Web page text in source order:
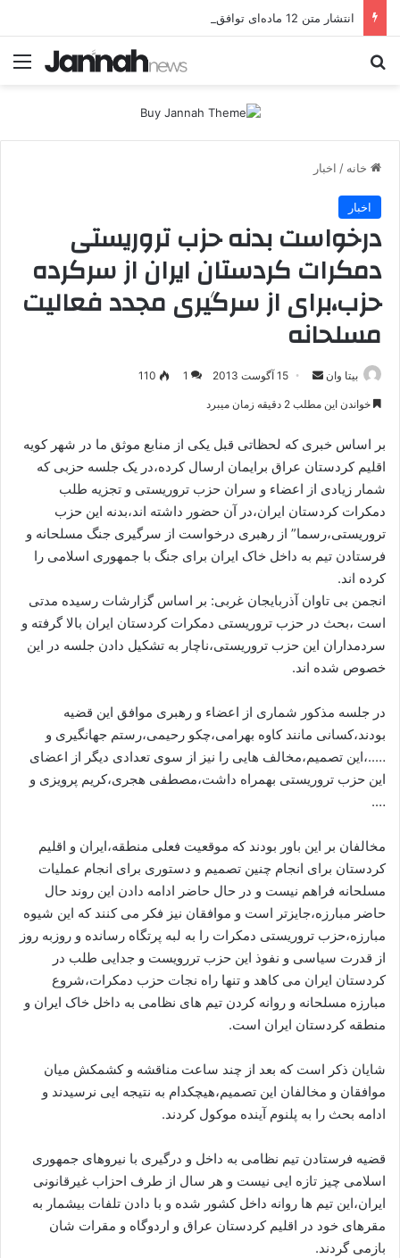
انتشار متن 12 ماده‌ای توافق نهایی بین ترکیه و پ.ک.ک
خانه / اخبار
اخبار
درخواست بدنه حزب تروریستی
دمکرات کردستان ایران از سرکرده
حزب،برای از سرگیری مجدد فعالیت
مسلحانه
بیتا وان
ر
ا
15 آگوست 2013 1
110
خواندن این مطلب 2 دقیقه زمان میبرد
بر اساس خبری که لحظاتی قبل یکی از منابع موثق ما در شهر کویه
اقلیم کردستان عراق برایمان ارسال کرده،در یک جلسه حزبی که
شمار زیادی از اعضاء و سران حزب تروریستی و تجزیه طلب
دمکرات کردستان ایران،در آن حضور داشته اند،بدنه این حزب
تروریستی،رسما” از رهبری درخواست از سرگیری جنگ مسلحانه و
فرستادن تیم به داخل خاک ایران برای جنگ با جمهوری اسلامی را
کرده اند.
انجمن بی تاوان آذربایجان غربی: بر اساس گزارشات رسیده مدتی
است ،بحث در حزب تروریستی دمکرات کردستان ایران بالا گرفته و
سردمداران این حزب تروریستی،ناچار به تشکیل دادن جلسه در این
خصوص شده اند.
در جلسه مذکور شماری از اعضاء و رهبری موافق این قضیه
بودند،کسانی مانند کاوه بهرامی،چکو رحیمی،رستم جهانگیری و
…..،این تصمیم،مخالف هایی را نیز از سوی تعدادی دیگر از اعضای
این حزب تروریستی بهمراه داشت،مصطفی هجری،کریم پرویزی و
….
مخالفان بر این باور بودند که موقعیت فعلی منطقه،ایران و اقلیم
کردستان برای انجام چنین تصمیم و دستوری برای انجام عملیات
مسلحانه فراهم نیست و در حال حاضر ادامه دادن این روند حال
حاضر مبارزه،جایزتر است و موافقان نیز فکر می کنند که این شیوه
مبارزه،حزب تروریستی دمکرات را به لبه پرتگاه رسانده و روزبه روز
از قدرت سیاسی و نفوذ این حزب تررویست و جدایی طلب در
کردستان ایران می کاهد و تنها راه نجات حزب دمکرات،شروع
مبارزه مسلحانه و روانه کردن تیم های نظامی به داخل خاک ایران و
منطقه کردستان ایران است.
شایان ذکر است که بعد از چند ساعت مناقشه و کشمکش میان
موافقان و مخالفان این تصمیم،هیچکدام به نتیجه ایی نرسیدند و
ادامه بحث را به پلنوم آینده موکول کردند.
قضیه فرستادن تیم نظامی به داخل و درگیری با نیروهای جمهوری
اسلامی چیز تازه ایی نیست و هر سال از طرف احزاب غیرقانونی
ایران،این تیم ها روانه داخل کشور شده و با دادن تلفات بیشمار به
مقرهای خود در اقلیم کردستان عراق و اردوگاه و مقرات شان
بازمی گردند.